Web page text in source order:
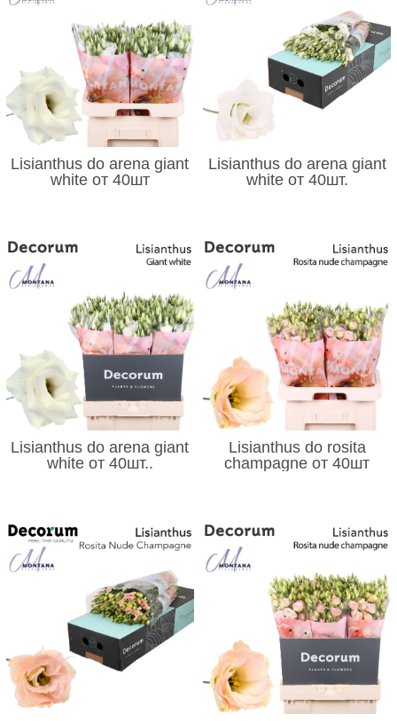
Lisianthus do arena giant
white от 40шт
Lisianthus do arena giant
white от 40шт.
Lisianthus do arena giant
white от 40шт..
Lisianthus do rosita
champagne от 40шт